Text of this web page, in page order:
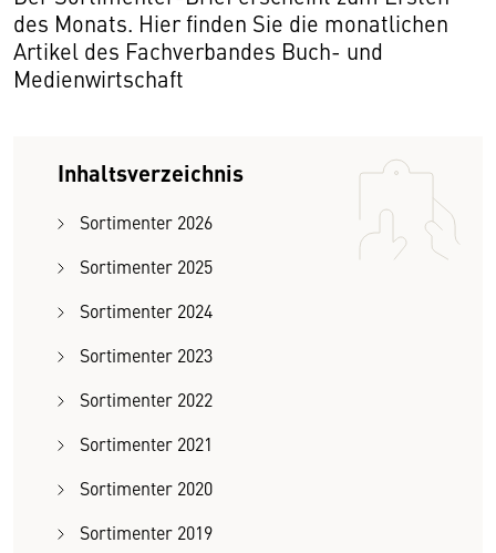
des Monats. Hier finden Sie die monatlichen
Artikel des Fachverbandes Buch- und
Medienwirtschaft
Inhaltsverzeichnis
Sortimenter 2026
Sortimenter 2025
Sortimenter 2024
Sortimenter 2023
Sortimenter 2022
Sortimenter 2021
Sortimenter 2020
Sortimenter 2019